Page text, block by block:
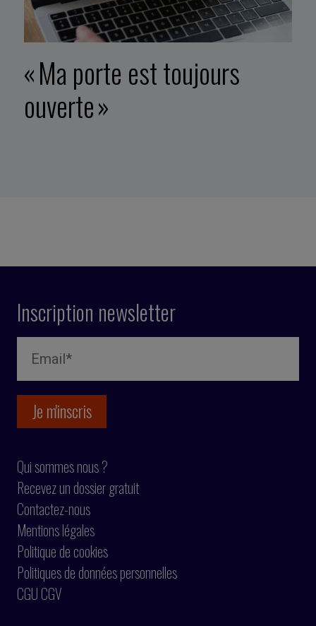
« Ma porte est toujours
ouverte »
Inscription newsletter
Qui sommes nous ?
Recevez un dossier gratuit
Contactez-nous
Mentions légales
Politique de cookies
Politiques de données personnelles
CGU CGV